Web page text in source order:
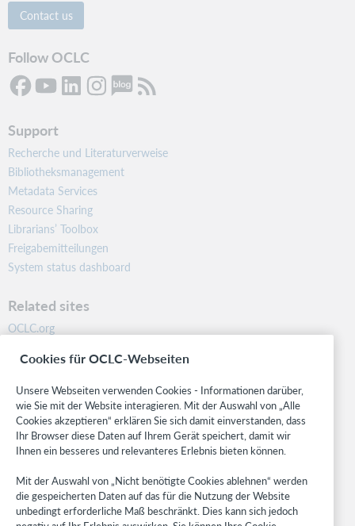
Contact us
Follow OCLC
Support
Recherche und Literaturverweise
Bibliotheksmanagement
Metadata Services
Resource Sharing
Librarians’ Toolbox
Freigabemitteilungen
System status dashboard
Related sites
OCLC.org
Community
Research
WebJunction
Developer Network
Stay in the know.
Get the latest product updates, research, events, and much more—
right to your inbox.
Cookies für OCLC-Webseiten
Unsere Webseiten verwenden Cookies - Informationen darüber,
wie Sie mit der Website interagieren. Mit der Auswahl von „Alle
Cookies akzeptieren“ erklären Sie sich damit einverstanden, dass
Ihr Browser diese Daten auf Ihrem Gerät speichert, damit wir
Ihnen ein besseres und relevanteres Erlebnis bieten können.
Mit der Auswahl von „Nicht benötigte Cookies ablehnen“ werden
die gespeicherten Daten auf das für die Nutzung der Website
unbedingt erforderliche Maß beschränkt. Dies kann sich jedoch